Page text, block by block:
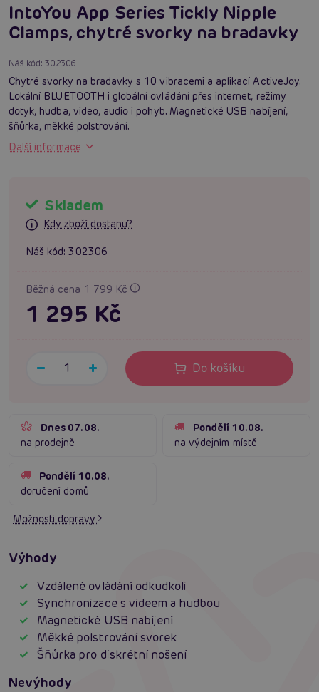
IntoYou App Series Tickly Nipple
Clamps, chytré svorky na bradavky
Náš kód:302306
Chytré svorky na bradavky s 10 vibracemi a aplikací ActiveJoy.
Lokální BLUETOOTH i globální ovládání přes internet, režimy
dotyk, hudba, video, audio i pohyb. Magnetické USB nabíjení,
šňůrka, měkké polstrování.
Další informace
Skladem
Kdy zboží dostanu?
Náš kód: 302306
Běžná cena 1 799 Kč
1 295 Kč
Do košíku
Dnes 07.08.
na prodejně
Pondělí 10.08.
na výdejním místě
Pondělí 10.08.
doručení domů
Možnosti dopravy
Výhody
Vzdálené ovládání odkudkoli
Synchronizace s videem a hudbou
Magnetické USB nabíjení
Měkké polstrování svorek
Šňůrka pro diskrétní nošení
Nevýhody